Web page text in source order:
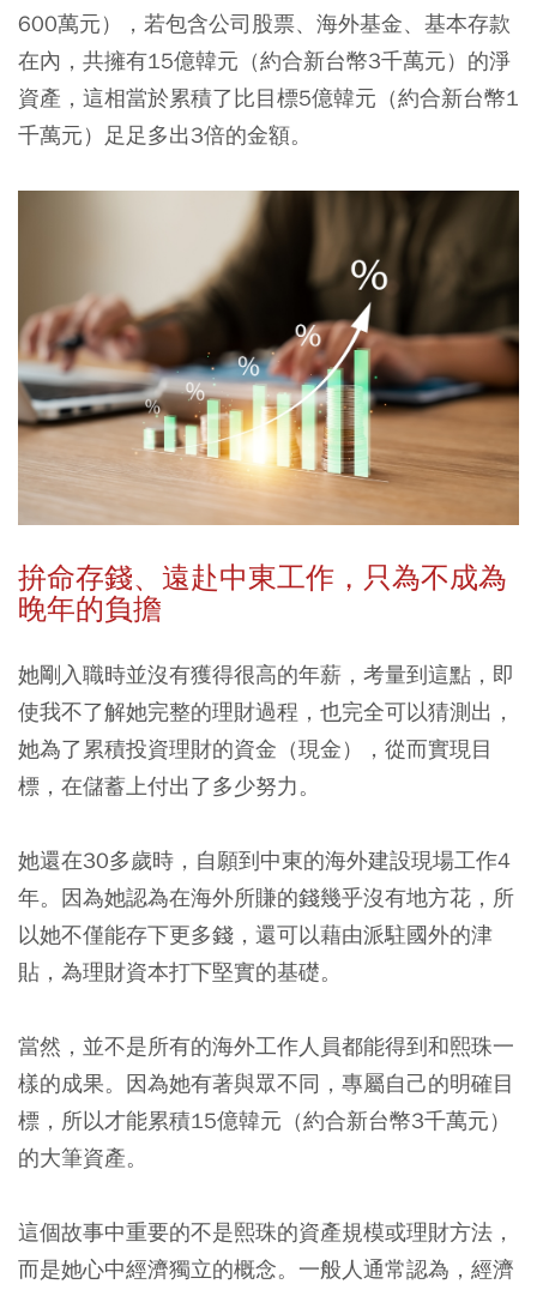
600萬元），若包含公司股票、海外基金、基本存款
在內，共擁有15億韓元（約合新台幣3千萬元）的淨
資產，這相當於累積了比目標5億韓元（約合新台幣1
千萬元）足足多出3倍的金額。
拚命存錢、遠赴中東工作，只為不成為
晚年的負擔
她剛入職時並沒有獲得很高的年薪，考量到這點，即
使我不了解她完整的理財過程，也完全可以猜測出，
她為了累積投資理財的資金（現金），從而實現目
標，在儲蓄上付出了多少努力。
她還在30多歲時，自願到中東的海外建設現場工作4
年。因為她認為在海外所賺的錢幾乎沒有地方花，所
以她不僅能存下更多錢，還可以藉由派駐國外的津
貼，為理財資本打下堅實的基礎。
當然，並不是所有的海外工作人員都能得到和熙珠一
樣的成果。因為她有著與眾不同，專屬自己的明確目
標，所以才能累積15億韓元（約合新台幣3千萬元）
的大筆資產。
這個故事中重要的不是熙珠的資產規模或理財方法，
而是她心中經濟獨立的概念。一般人通常認為，經濟